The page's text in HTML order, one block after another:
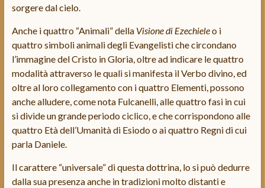
sorgere dal cielo.
Anche i quattro “Animali” della Visione di Ezechieleo i
quattro simboli animali degli Evangelisti che circondano
l’immagine del Cristo in Gloria, oltre ad indicare le quattro
modalità attraverso le quali si manifesta il Verbo divino, ed
oltre al loro collegamento con i quattro Elementi, possono
anche alludere, come nota Fulcanelli, alle quattro fasi in cui
si divide un grande periodo ciclico, e che corrispondono alle
quattro Età dell’Umanità di Esiodo o ai quattro Regni di cui
parla Daniele.
Il carattere “universale” di questa dottrina, lo si può dedurre
dalla sua presenza anche in tradizioni molto distanti e